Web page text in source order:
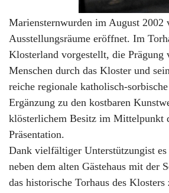
Mariensternwurden im August 2002
Ausstellungsräume eröffnet. Im
Klosterland vorgestellt, die Prägung
Menschen durch das Kloster und
reiche regionale katholisch-
Ergänzung zu den kostbaren
klösterlichem Besitz im Mittelpunkt
Präsentation.
Dank vielfältiger Unterstützungist
neben dem alten Gästehaus mit der
das historische Torhaus des Klosters